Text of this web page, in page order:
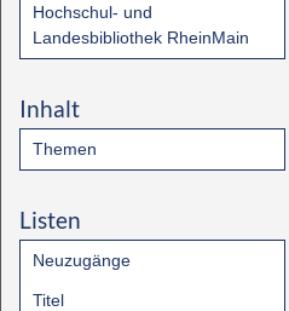
Hochschul- und
Landesbibliothek RheinMain
Inhalt
Themen
Listen
Neuzugänge
Titel